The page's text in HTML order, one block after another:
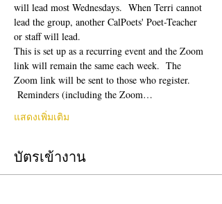
will lead most Wednesdays.  When Terri cannot
lead the group, another CalPoets' Poet-Teacher
or staff will lead.
This is set up as a recurring event and the Zoom
link will remain the same each week.  The
Zoom link will be sent to those who register.
Reminders (including the Zoom…
แสดงเพิ่มเติม
บัตรเข้างาน